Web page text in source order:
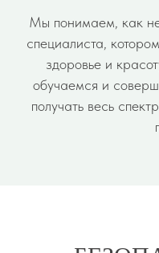
Мы понимаем, как
специалиста,
здоровье и
обучаемся и
получать весь